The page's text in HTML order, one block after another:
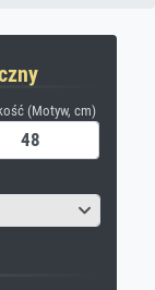
(Motyw, cm)